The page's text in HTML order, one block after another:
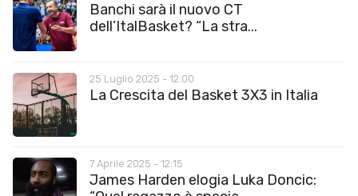
Banchi sarà il nuovo CT
dell’ItalBasket? “La stra...
25 Luglio 2025 - 12:00
La Crescita del Basket 3X3 in Italia
7 Aprile 2025 - 12:15
James Harden elogia Luka Doncic: